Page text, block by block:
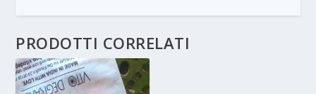
PRODOTTI CORRELATI